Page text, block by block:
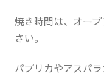
焼き時間は、オー
さい。
パプリカやアスパ